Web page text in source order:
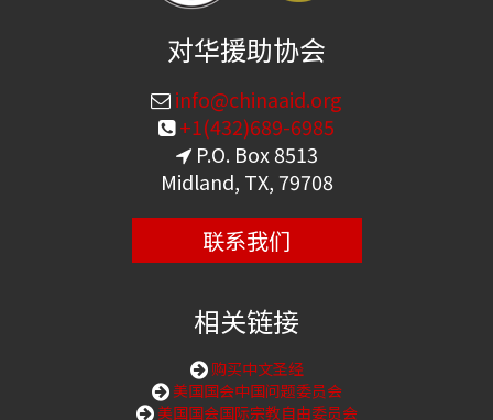
对华援助协会
info@chinaaid.org
+1(432)689-6985
P.O. Box 8513
Midland, TX, 79708
联系我们
相关链接
购买中文圣经
美国国会中国问题委员会
美国国会国际宗教自由委员会